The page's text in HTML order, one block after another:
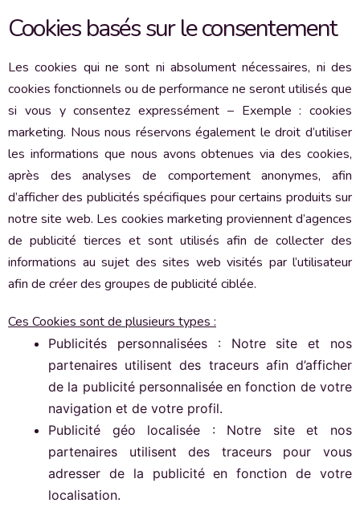
Cookies basés sur le consentement
Les cookies qui ne sont ni absolument nécessaires, ni des
cookies fonctionnels ou de performance ne seront utilisés que
si vous y consentez expressément – Exemple : cookies
marketing. Nous nous réservons également le droit d’utiliser
les informations que nous avons obtenues via des cookies,
après des analyses de comportement anonymes, afin
d’afficher des publicités spécifiques pour certains produits sur
notre site web. Les cookies marketing proviennent d’agences
de publicité tierces et sont utilisés afin de collecter des
informations au sujet des sites web visités par l’utilisateur
afin de créer des groupes de publicité ciblée.
Ces Cookies sont de plusieurs types :
Publicités personnalisées : Notre site et nos
partenaires utilisent des traceurs afin d’afficher
de la publicité personnalisée en fonction de votre
navigation et de votre profil.
Publicité géo localisée : Notre site et nos
partenaires utilisent des traceurs pour vous
adresser de la publicité en fonction de votre
localisation.